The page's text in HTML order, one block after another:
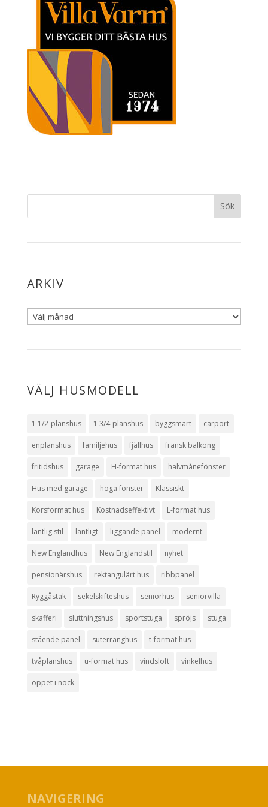
ARKIV
VÄLJ HUSMODELL
1 1/2-planshus 1 3/4-planshus byggsmart carport
enplanshus familjehus fjällhus fransk balkong
fritidshus garage H-format hus halvmånefönster
Hus med garage höga fönster Klassiskt
Korsformat hus Kostnadseffektivt L-format hus
lantlig stil lantligt liggande panel modernt
New Englandhus New Englandstil nyhet
pensionärshus rektangulärt hus ribbpanel
Ryggåstak sekelskifteshus seniorhus seniorvilla
skafferi sluttningshus sportstuga spröjs stuga
stående panel suterränghus t-format hus
tvåplanshus u-format hus vindsloft vinkelhus
öppet i nock
NAVIGERING